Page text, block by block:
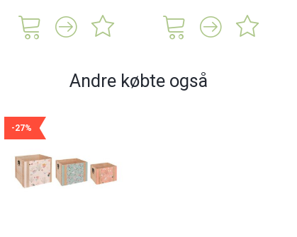
Andre købte også
-27%